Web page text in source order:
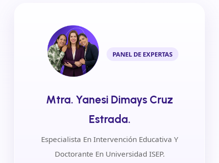
PANEL DE EXPERTAS
Mtra. Yanesi Dimays Cruz
Estrada.
Especialista En Intervención Educativa Y
Doctorante En Universidad ISEP.